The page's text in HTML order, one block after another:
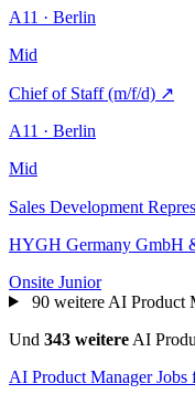
A11 · Berlin
Mid
Chief of Staff (m/f/d) ↗
A11 · Berlin
Mid
Sales Development
HYGH Germany GmbH
Onsite Junior
90 weitere AI Product
Und 343 weitere AI
AI Product Manager Jobs